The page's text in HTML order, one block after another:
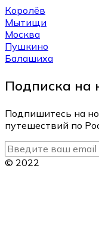
Королёв
Мытищи
Москва
Пушкино
Балашиха
Подписка на
Подпишитесь на
путешествий по
© 2022